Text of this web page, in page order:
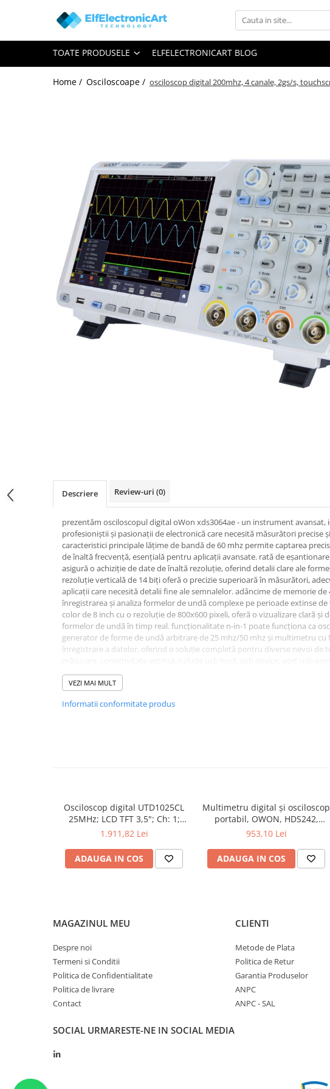
Toate Produsele
Audio
Surse de alimentare
Osciloscoape AXIOMET
Osciloscoape B&K PRECISION
Osciloscoape FLUKE
Osciloscoape GW INSTEK
Osciloscoape HANTEK
TOATE PRODUSELE ELFELECTRONICART BLOG
Home / Osciloscoape / osciloscop digital 200mhz, 4 canale, 2gs/s,
Descriere Review-uri (0)
prezentăm osciloscopul digital oWon xds3064ae - un instrument avansat,
profesioniștii și pasionații de electronică care necesită măsurători precise
caracteristici principale lățime de bandă de 60 mhz permite captarea
de înaltă frecvență, esențială pentru aplicații avansate. rată de
asigură o achiziție de date de înaltă rezoluție, oferind detalii clare ale
rezoluție verticală de 14 biți oferă o precizie superioară în măsurători,
aplicații care necesită detalii fine ale semnalelor. adâncime de memorie
înregistrarea și analiza formelor de undă complexe pe perioade extinse de
color de 8 inch cu o rezoluție de 800x600 pixeli, oferă o vizualizare clară și
formelor de undă în timp real. funcționalitate n-in-1 poate funcționa ca
generator de forme de undă arbitrare de 25 mhz/50 mhz și multimetru cu
înregistrare a datelor, oferind o soluție completă pentru diverse nevoi de
lan și vga (opțional), facilitând integrarea în diverse medii de testare și
de decodare a magistralelor suportă decodarea pentru i2c, spi și rs232,
pentru a oferi performanțe superioare și o utilizare intuitivă, fiind alegerea
VEZI MAI MULT
Informatii conformitate produs
Osciloscop digital UTD1025CL
25MHz; LCD TFT 3,5"; Ch: 1;
250Msps; 12kpts compatibil cu
1.911,82 Lei
ADAUGA IN COS
Multimetru digital și osciloscop
portabil, OWON, HDS242,
200mV-1kV, 200mA-
953,10 Lei
ADAUGA IN COS
MAGAZINUL MEU
Despre noi
Termeni si Conditii
Politica de Confidentialitate
Politica de livrare
Contact
CLIENTI
Metode de Plata
Politica de Retur
Garantia Produselor
ANPC
ANPC - SAL
SOCIAL URMARESTE-NE IN SOCIAL MEDIA